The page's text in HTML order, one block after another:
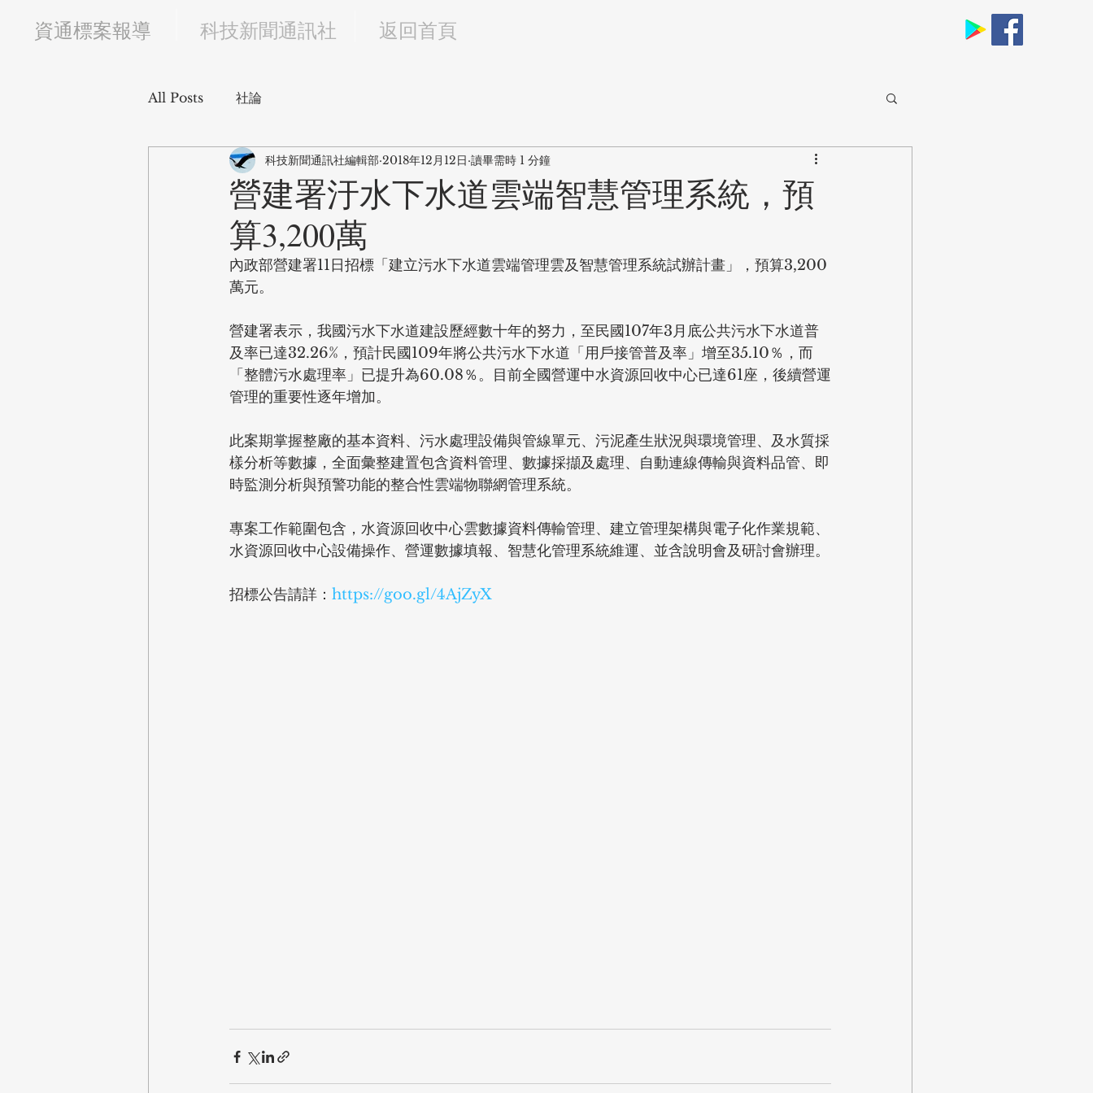
​資通標案報導 科技新聞通訊社 返回首頁
All Posts 社論
營建署汙水下水道雲端智慧管理系統，預
算3,200萬
科技新聞通訊社編輯部 2018年12月12日 讀畢需時 1 分鐘
內政部營建署11日招標「建立污水下水道雲端管理雲及智慧管理系統試辦計畫」，預算3,200
萬元。
營建署表示，我國污水下水道建設歷經數十年的努力，至民國107年3月底公共污水下水道普
及率已達32.26%，預計民國109年將公共污水下水道「用戶接管普及率」增至35.10％，而
「整體污水處理率」已提升為60.08％。目前全國營運中水資源回收中心已達61座，後續營運
管理的重要性逐年增加。
此案期掌握整廠的基本資料、污水處理設備與管線單元、污泥產生狀況與環境管理、及水質採
樣分析等數據，全面彙整建置包含資料管理、數據採擷及處理、自動連線傳輸與資料品管、即
時監測分析與預警功能的整合性雲端物聯網管理系統。
專案工作範圍包含，水資源回收中心雲數據資料傳輸管理、建立管理架構與電子化作業規範、
水資源回收中心設備操作、營運數據填報、智慧化管理系統維運、並含說明會及研討會辦理。
招標公告請詳： https://goo.gl/4AjZyX